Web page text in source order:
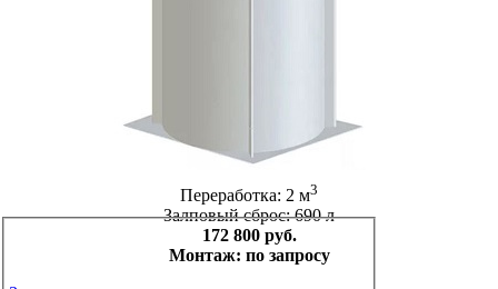
Переработка: 2 м3
Залповый сброс: 690 л
172 800 руб.
Монтаж: по запросу